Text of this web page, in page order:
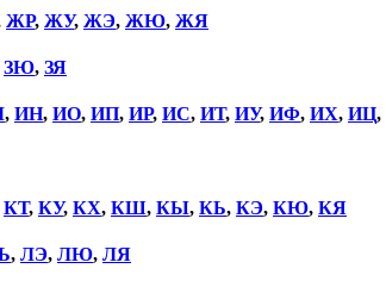
ЖР, ЖУ, ЖЭ, ЖЮ, ЖЯ
ЗЮ, ЗЯ
, ИН, ИО, ИП, ИР, ИС, ИТ, ИУ, ИФ, ИХ, ИЦ,
КТ, КУ, КХ, КШ, КЫ, КЬ, КЭ, КЮ, КЯ
, ЛЭ, ЛЮ, ЛЯ